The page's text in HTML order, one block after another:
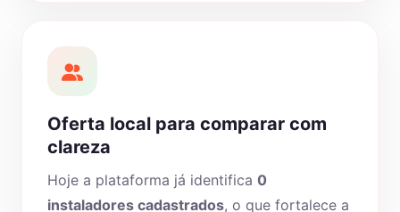
Oferta local para comparar com
clareza
Hoje a plataforma já identifica 0
instaladores cadastrados, o que fortalece a